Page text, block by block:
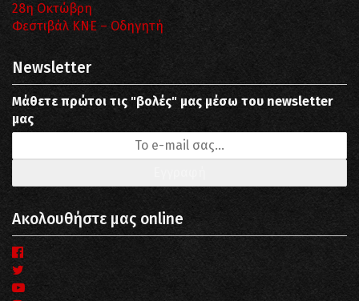
28η Οκτώβρη
Φεστιβάλ ΚΝΕ – Οδηγητή
Newsletter
Μάθετε πρώτοι τις "βολές" μας μέσω του newsletter
μας
Ακολουθήστε μας online